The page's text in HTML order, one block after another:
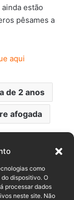
como
dispositivo. O
processar dados
neste site. Não
estão
pêsames a
de 2 anos
afogada